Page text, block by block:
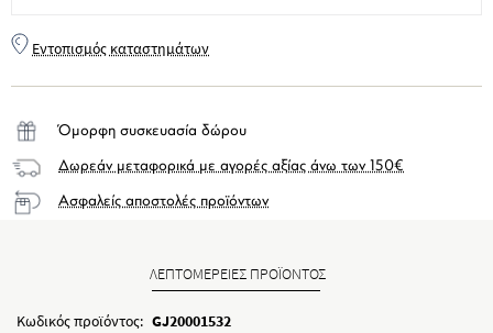
Εντοπισμός καταστημάτων
Όμορφη συσκευασία δώρου
Δωρεάν μεταφορικά με αγορές αξίας άνω των 150€
Ασφαλείς αποστολές προϊόντων
ΛΕΠΤΟΜΕΡΕΙΕΣ ΠΡΟΪΟΝΤΟΣ
Κωδικός προϊόντος: GJ20001532